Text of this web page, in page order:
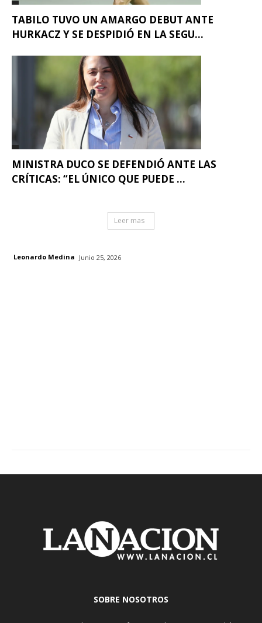
TABILO TUVO UN AMARGO DEBUT ANTE
HURKACZ Y SE DESPIDIÓ EN LA SEGU...
MINISTRA DUCO SE DEFENDIÓ ANTE LAS
CRÍTICAS: “EL ÚNICO QUE PUEDE ...
Leer mas
Leonardo Medina Junio 25, 2026
SOBRE NOSOTROS